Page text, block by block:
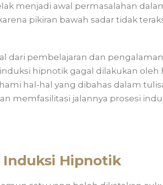
menjadi awal permasalahan
pikiran bawah sadar tidak
dari pembelajaran dan pengalaman
hipnotik gagal dilakukan oleh
hal-hal yang dibahas dalam
memfasilitasi jalannya prosesi
Induksi Hipnotik